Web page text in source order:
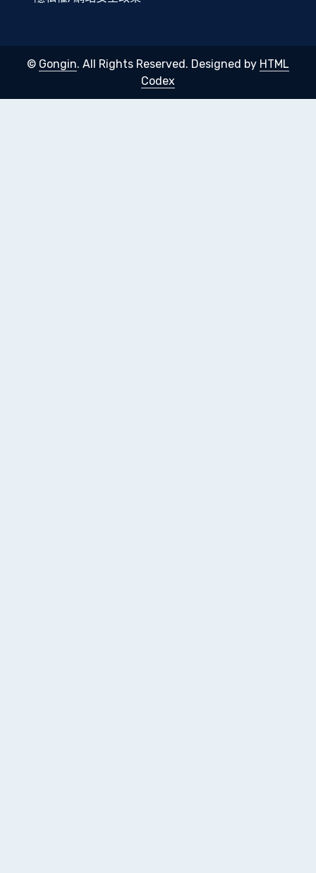
© Gongin. All Rights Reserved. Designed by HTML
Codex